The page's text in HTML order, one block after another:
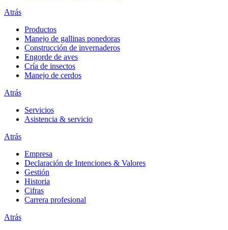
Atrás
Productos
Manejo de gallinas ponedoras
Construcción de invernaderos
Engorde de aves
Cría de insectos
Manejo de cerdos
Atrás
Servicios
Asistencia & servicio
Atrás
Empresa
Declaración de Intenciones & Valores
Gestión
Historia
Cifras
Carrera profesional
Atrás